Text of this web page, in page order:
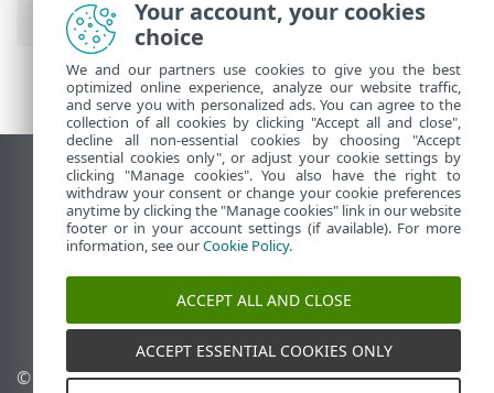
Account >Вопросы и ответы
Использовать сайт для ПК
End of Life
База знаний ESET
ESET Status Portal
Региональная поддержка
© 1992 - 2026 ESET, spol. s
Управлять файлами
Your account, your cookies
choice
We and our partners use cookies to give you the best
optimized online experience, analyze our website traffic,
and serve you with personalized ads. You can agree to the
collection of all cookies by clicking "Accept all and close",
decline all non-essential cookies by choosing "Accept
essential cookies only", or adjust your cookie settings by
clicking "Manage cookies". You also have the right to
withdraw your consent or change your cookie preferences
anytime by clicking the "Manage cookies" link in our website
footer or in your account settings (if available). For more
information, see ourCookie Policy.
ACCEPT ALL AND CLOSE
ACCEPT ESSENTIAL COOKIES ONLY